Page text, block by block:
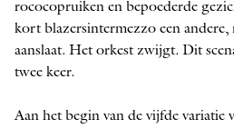
rococopruiken en bepoederde
kort blazersintermezzo een andere,
aanslaat. Het orkest zwijgt. Dit
twee keer.
Aan het begin van de vijfde variatie